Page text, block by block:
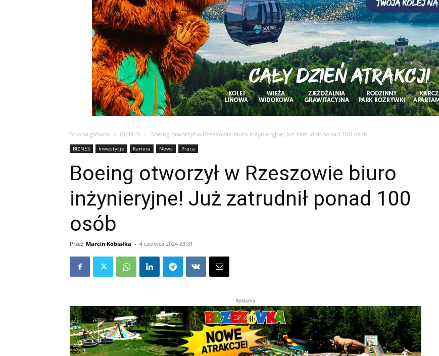
Strona główna BIZNES Boeing otworzył w Rzeszowie biuro inżynieryjne! Już zatrudnił ponad 100 osób
BIZNES Inwestycje Kariera News Praca
Boeing otworzył w Rzeszowie biuro
inżynieryjne! Już zatrudnił ponad 100
osób
Przez Marcin Kobiałka - 4 czerwca 2024 23:31
Reklama